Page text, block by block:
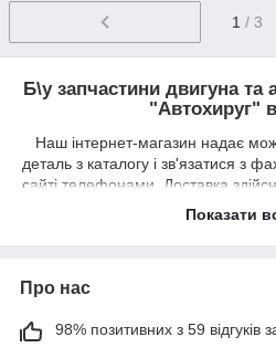
1 / 3
Б\у запчастини двигуна та
"Автохируг" в
Наш інтернет-магазин надає
деталь з каталогу і зв'язатися з
сайті телефонами. Доставка
по Луцьку, або новою поштою по
устанавливать оригинальные и
выгодной цене. Мы
любые запасные части и
предлагаем выгодные условия
Показати
Про нас
98% позитивних з 59 відгуків